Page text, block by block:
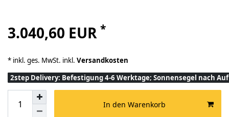
3.040,60 EUR *
* inkl. ges. MwSt. inkl. Versandkosten
2step Delivery: Befestigung 4-6 Werktage; Sonnensegel nach
In den Warenkorb